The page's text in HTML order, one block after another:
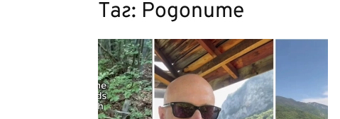
Таг: Родопите